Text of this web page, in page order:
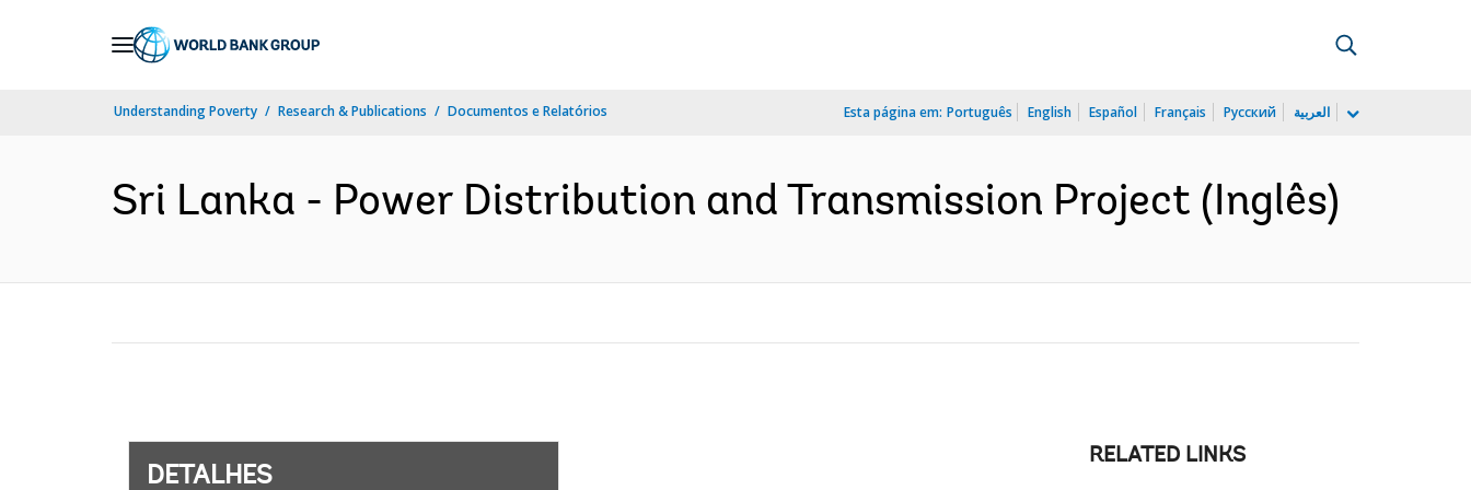
Understanding Poverty Research & Publications Documentos e Relatórios Esta página em: Português English Español Français Русский العربية
Sri Lanka - Power Distribution and Transmission Project (Inglês)
DETALHES
RELATED LINKS